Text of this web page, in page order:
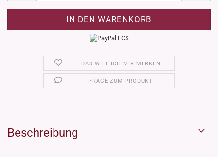
DAS WILL ICH MIR MERKEN
FRAGE ZUM PRODUKT
Beschreibung